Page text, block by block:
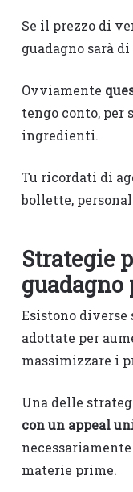
Se il prezzo di
guadagno sarà di
Ovviamente
tengo conto, per
ingredienti.
Tu ricordati di
bollette,
Strategie
Esistono diverse
adottate per
massimizzare i
Una delle
con un appeal
materie prime.